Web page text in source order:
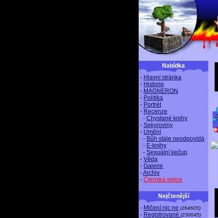
Nabídka
- Hlavní stránka
- Historie
- MAGNERON
- Politika
- Portrét
- Recenze
- Chystané knihy
- Sekyroviny
- Umění
- Bůh stále neodpovídá
- E-knihy
- Sexuální kečup
- Věda
- Galerie
-Archiv
- Členská sekce
Nejčtenější
- Mlčení nic ne (264605)
- Registrované (230045)